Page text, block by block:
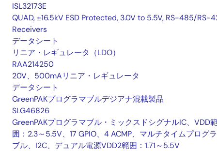
ISL32173E
QUAD, ±16.5kV ESD Protected, 3.0V to 5.5V, RS-485/RS-
Receivers
データシート
リニア・レギュレータ（LDO）
RAA214250
20V、500mAリニア・レギュレータ
データシート
GreenPAKプログラマブルデジアナ混載製品
SLG46826
GreenPAKプログラマブル・ミックスドシグナルIC、VDD
囲：2.3～5.5V、17 GPIO、4 ACMP、マルチタイムプログ
ブル、I2C、デュアル電源VDD2範囲：1.71～5.5V